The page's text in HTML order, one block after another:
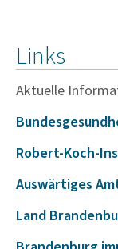
Links
Aktuelle
Robert-Koch-
Auswär­tiges
Land